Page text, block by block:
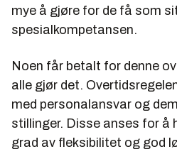
mye å gjøre for de få som
spesialkompetansen.
Noen får betalt for denne
alle gjør det.
med personalansvar og
stillinger. Disse anses for å
grad av fleksibilitet og god